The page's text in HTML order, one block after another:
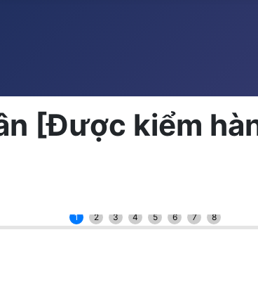
[Được kiểm
1 2 3 4 5 6 7 8